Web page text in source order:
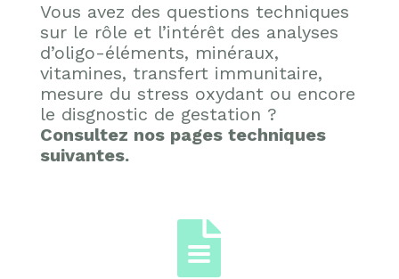
Vous avez des questions techniques
sur le rôle et l’intérêt des analyses
d’oligo-éléments, minéraux,
vitamines, transfert immunitaire,
mesure du stress oxydant ou encore
le disgnostic de gestation ?
Consultez nos pages techniques
suivantes.
